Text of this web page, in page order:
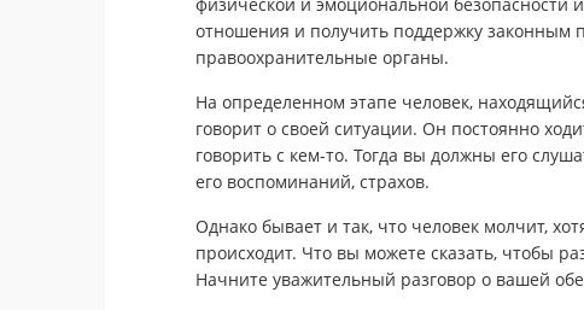
отношения и получить поддержку законным
правоохранительные органы.
На определенном этапе человек,
говорит о своей ситуации. Он постоянно
говорить с кем-то. Тогда вы должны его
его воспоминаний, страхов.
Однако бывает и так, что человек молчит,
происходит. Что вы можете сказать, чтобы
Начните уважительный разговор о вашей